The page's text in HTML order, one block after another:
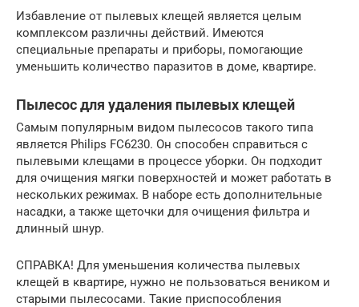
Избавление от пылевых клещей является целым
комплексом различны действий. Имеются
специальные препараты и приборы, помогающие
уменьшить количество паразитов в доме, квартире.
Пылесос для удаления пылевых клещей
Самым популярным видом пылесосов такого типа
является Philips FC6230. Он способен справиться с
пылевыми клещами в процессе уборки. Он подходит
для очищения мягки поверхностей и может работать в
нескольких режимах. В наборе есть дополнительные
насадки, а также щеточки для очищения фильтра и
длинный шнур.
СПРАВКА! Для уменьшения количества пылевых
клещей в квартире, нужно не пользоваться веником и
старыми пылесосами. Такие приспособления